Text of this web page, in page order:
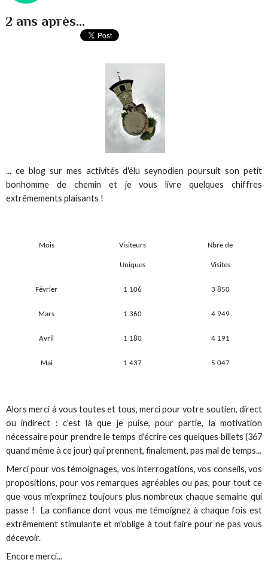
2 ans après...
... ce blog sur mes activités d'élu seynodien poursuit son petit
bonhomme de chemin et je vous livre quelques chiffres
extrêmements plaisants !
Mois Visiteurs
Uniques
Nbre de
Visites
Février 1 106 3 850
Mars 1 360 4 949
Avril 1 180 4 191
Mai 1 437 5 047
Alors merci à vous toutes et tous, merci pour votre soutien, direct
ou indirect : c'est là que je puise, pour partie, la motivation
nécessaire pour prendre le temps d'écrire ces quelques billets (367
quand même à ce jour) qui prennent, finalement, pas mal de temps...
Merci pour vos témoignages, vos interrogations, vos conseils, vos
propositions, pour vos remarques agréables ou pas, pour tout ce
que vous m'exprimez toujours plus nombreux chaque semaine qui
passe ! La confiance dont vous me témoignez à chaque fois est
extrêmement stimulante et m'oblige à tout faire pour ne pas vous
décevoir.
Encore merci...